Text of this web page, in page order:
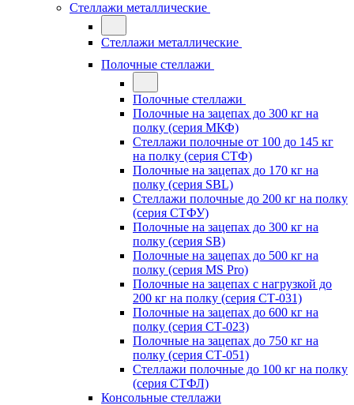
Стеллажи металлические
Стеллажи металлические
Полочные стеллажи
Полочные стеллажи
Полочные на зацепах до 300 кг на
полку (серия МКФ)
Стеллажи полочные от 100 до 145 кг
на полку (серия СТФ)
Полочные на зацепах до 170 кг на
полку (серия SBL)
Стеллажи полочные до 200 кг на полку
(серия СТФУ)
Полочные на зацепах до 300 кг на
полку (серия SB)
Полочные на зацепах до 500 кг на
полку (серия MS Pro)
Полочные на зацепах с нагрузкой до
200 кг на полку (серия СТ-031)
Полочные на зацепах до 600 кг на
полку (серия СТ-023)
Полочные на зацепах до 750 кг на
полку (серия СТ-051)
Стеллажи полочные до 100 кг на полку
(серия СТФЛ)
Консольные стеллажи